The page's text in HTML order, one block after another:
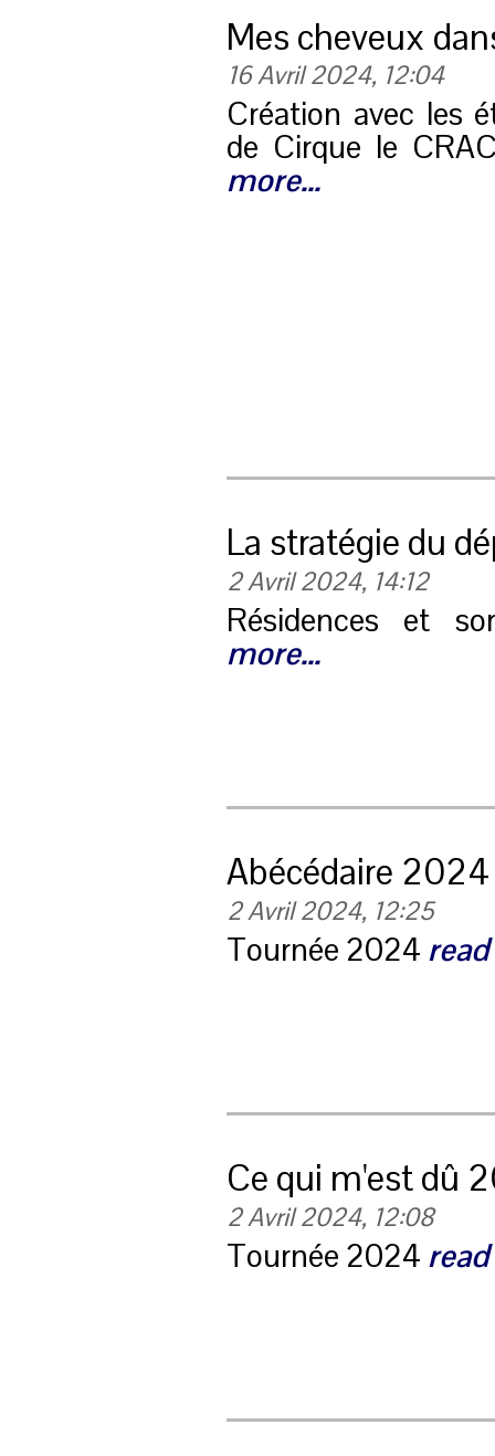
Mes cheveux
16 Avril 2024, 12:04
Création avec les
de Cirque le
more...
La stratégie du
2 Avril 2024, 14:12
Résidences et
more...
Abécédaire 2024
2 Avril 2024, 12:25
Tournée 2024
Ce qui m'est dû
2 Avril 2024, 12:08
Tournée 2024